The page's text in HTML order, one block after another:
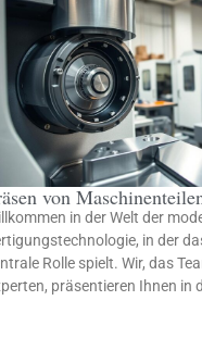
von
in der Welt der
in der
Rolle spielt. Wir, das
präsentieren Ihnen in